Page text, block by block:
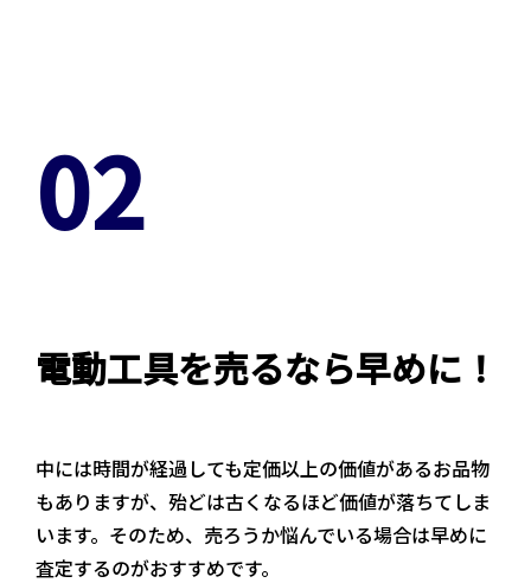
02
電動工具を売るなら早めに！
中には時間が経過しても定価以上の価値があるお品物
もありますが、殆どは古くなるほど価値が落ちてしま
います。そのため、売ろうか悩んでいる場合は早めに
査定するのがおすすめです。